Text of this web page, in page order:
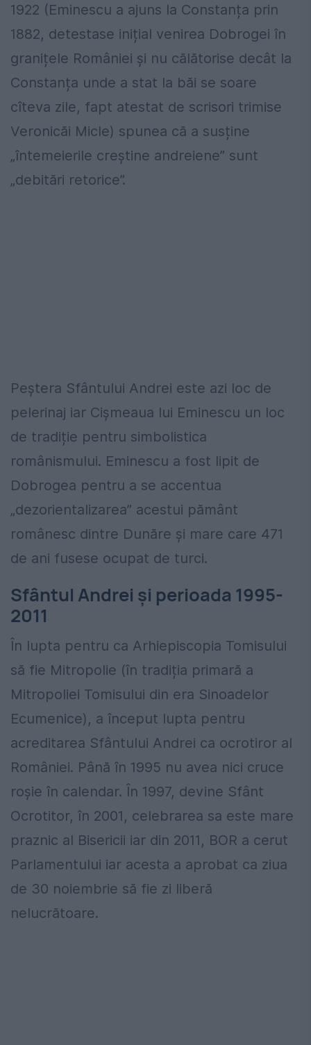
1922 (Eminescu a ajuns la Constanța prin
1882, detestase inițial venirea Dobrogei în
granițele României și nu călătorise decât la
Constanța unde a stat la băi se soare
cîteva zile, fapt atestat de scrisori trimise
Veronicăi Micle) spunea că a susține
„întemeierile creștine andreiene” sunt
„debitări retorice”.
Peștera Sfântului Andrei este azi loc de
pelerinaj iar Cișmeaua lui Eminescu un loc
de tradiție pentru simbolistica
românismului. Eminescu a fost lipit de
Dobrogea pentru a se accentua
„dezorientalizarea” acestui pământ
românesc dintre Dunăre și mare care 471
de ani fusese ocupat de turci.
Sfântul Andrei și perioada 1995-
2011
În lupta pentru ca Arhiepiscopia Tomisului
să fie Mitropolie (în tradiția primară a
Mitropoliei Tomisului din era Sinoadelor
Ecumenice), a început lupta pentru
acreditarea Sfântului Andrei ca ocrotiror al
României. Până în 1995 nu avea nici cruce
roșie în calendar. În 1997, devine Sfânt
Ocrotitor, în 2001, celebrarea sa este mare
praznic al Bisericii iar din 2011, BOR a cerut
Parlamentului iar acesta a aprobat ca ziua
de 30 noiembrie să fie zi liberă
nelucrătoare.